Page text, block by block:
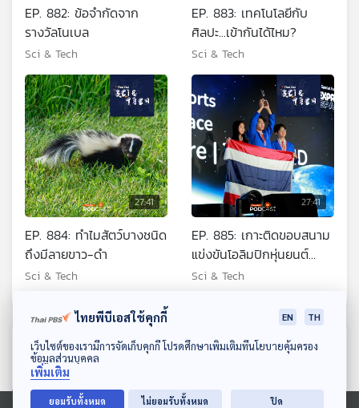
ดาวน์โหลด Thai PBS Podcast Application
EP. 882: ข้อจำกัดจาก
รางวัลโนเบล
Sci & Tech
EP. 883: เทคโนโลยีกับ
ศิลปะ...เข้ากันได้ไหม?
Sci & Tech
27:41
EP. 884: ทำไมสัตว์บางชนิด
ถึงมีลายขาว-ดำ
Sci & Tech
27:41
EP. 885: เกาะติดขอบสนาม
แข่งขันโอลิมปิกหุ่นยนต์
2025 ที่สิงคโปร์
Sci & Tech
ตอนที่เกี่ยวข้อง
ไทยพีบีเอสใช้คุกกี้ EN TH
เว็บไซต์ของเรามีการจัดเก็บคุกกี้ โปรดศึกษาเพิ่มเติมที่นโยบายคุ้มครอง
ข้อมูลส่วนบุคคล
เพิ่มเติม
ยอมรับทั้งหมด ไม่ยอมรับทั้งหมด ปิด